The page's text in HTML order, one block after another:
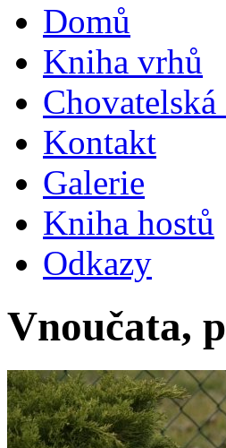
Domů
Kniha vrhů
Chovatelská
Kontakt
Galerie
Kniha hostů
Odkazy
Vnoučata,